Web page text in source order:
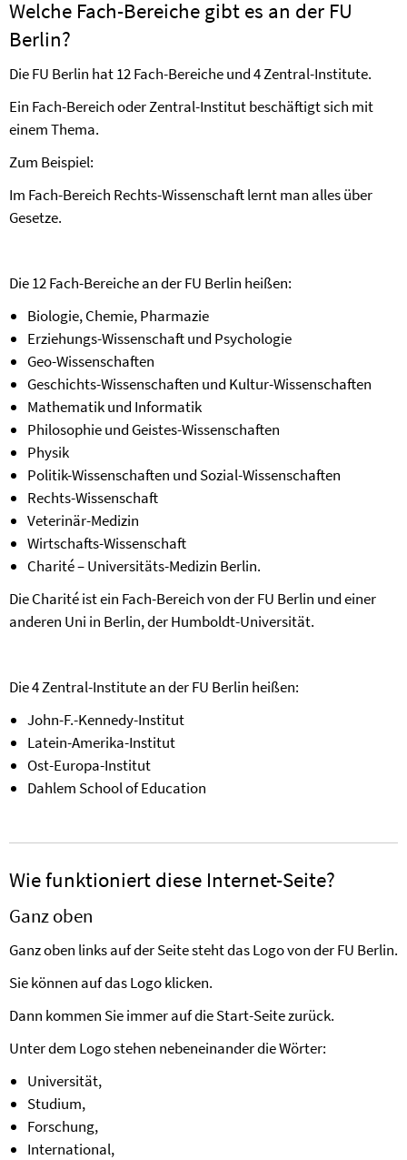
Welche Fach-Bereiche gibt es an der FU
Berlin?
Die FU Berlin hat 12 Fach-Bereiche und 4 Zentral-Institute.
Ein Fach-Bereich oder Zentral-Institut beschäftigt sich mit
einem Thema.
Zum Beispiel:
Im Fach-Bereich Rechts-Wissenschaft lernt man alles über
Gesetze.
Die 12 Fach-Bereiche an der FU Berlin heißen:
Biologie, Chemie, Pharmazie
Erziehungs-Wissenschaft und Psychologie
Geo-Wissenschaften
Geschichts-Wissenschaften und Kultur-Wissenschaften
Mathematik und Informatik
Philosophie und Geistes-Wissenschaften
Physik
Politik-Wissenschaften und Sozial-Wissenschaften
Rechts-Wissenschaft
Veterinär-Medizin
Wirtschafts-Wissenschaft
Charité – Universitäts-Medizin Berlin.
Die Charité ist ein Fach-Bereich von der FU Berlin und einer
anderen Uni in Berlin, der Humboldt-Universität.
Die 4 Zentral-Institute an der FU Berlin heißen:
John-F.-Kennedy-Institut
Latein-Amerika-Institut
Ost-Europa-Institut
Dahlem School of Education
Wie funktioniert diese Internet-Seite?
Ganz oben
Ganz oben links auf der Seite steht das Logo von der FU Berlin.
Sie können auf das Logo klicken.
Dann kommen Sie immer auf die Start-Seite zurück.
Unter dem Logo stehen nebeneinander die Wörter:
Universität,
Studium,
Forschung,
International,